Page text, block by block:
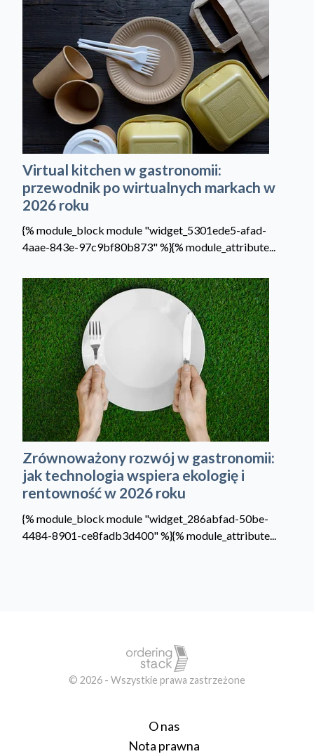
Virtual kitchen w gastronomii:
przewodnik po wirtualnych markach w
2026 roku
{% module_block module "widget_5301ede5-afad-
4aae-843e-97c9bf80b873" %}{% module_attribute...
Zrównoważony rozwój w gastronomii:
jak technologia wspiera ekologię i
rentowność w 2026 roku
{% module_block module "widget_286abfad-50be-
4484-8901-ce8fadb3d400" %}{% module_attribute...
© 2026 - Wszystkie prawa zastrzeżone
O nas
Nota prawna